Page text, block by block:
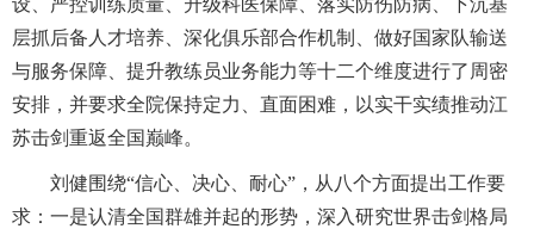
设、严控训练质量、升级科医保障、落实防伤防病、下沉基
层抓后备人才培养、深化俱乐部合作机制、做好国家队输送
与服务保障、提升教练员业务能力等十二个维度进行了周密
安排，并要求全院保持定力、直面困难，以实干实绩推动江
苏击剑重返全国巅峰。
刘健围绕“信心、决心、耐心”，从八个方面提出工作要
求：一是认清全国群雄并起的形势，深入研究世界击剑格局